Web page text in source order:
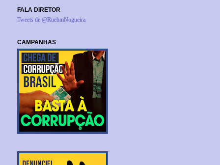
FALA DIRETOR
Tweets de @RuebmNogueira
CAMPANHAS